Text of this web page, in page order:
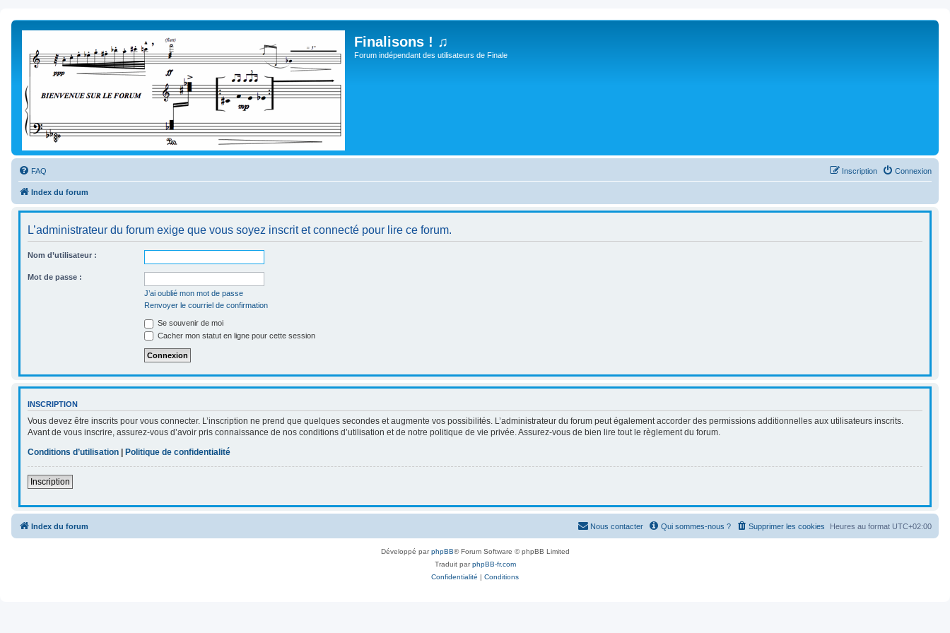
Finalisons ! ♫
Forum indépendant des utilisateurs de Finale
FAQ Connexion
Inscription
Index du forum
L’administrateur du forum exige que vous soyez inscrit et connecté pour lire ce forum.
Nom d’utilisateur :
Mot de passe :
J’ai oublié mon mot de passe
Renvoyer le courriel de confirmation
Se souvenir de moi
Cacher mon statut en ligne pour cette session
INSCRIPTION
Vous devez être inscrits pour vous connecter. L’inscription ne prend que quelques secondes et augmente vos possibilités. L’administrateur du forum peut également accorder des permissions additionnelles aux utilisateurs inscrits.
Avant de vous inscrire, assurez-vous d’avoir pris connaissance de nos conditions d’utilisation et de notre politique de vie privée. Assurez-vous de bien lire tout le règlement du forum.
Conditions d’utilisation | Politique de confidentialité
Inscription
Index du forum Heures au format UTC+02:00
Supprimer les cookies
Qui sommes-nous ?
Nous contacter
Développé parphpBB® Forum Software © phpBB Limited
Traduit parphpBB-fr.com
Confidentialité | Conditions